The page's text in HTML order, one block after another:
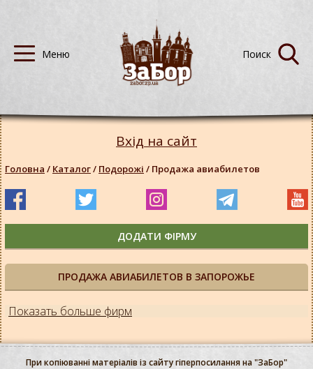
ПРОДАЖА АВИАБИЛЕТОВ В ЗАПОРОЖЬЕ
Показать больше фирм
Вхід на сайт
Головна / Каталог/ Подорожі / Продажа авиабилетов
ДОДАТИ ФІРМУ
При копіюванні матеріалів із сайту гіперпосилання на "ЗаБор"